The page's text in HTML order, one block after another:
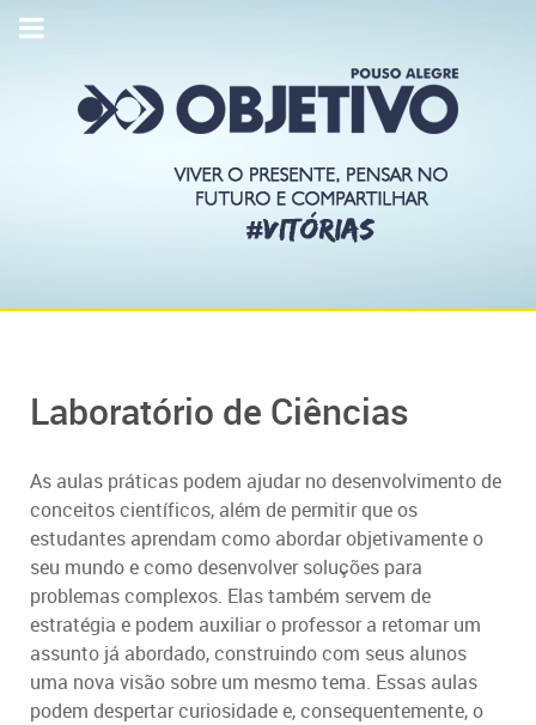
Laboratório de Ciências
As aulas práticas podem ajudar no desenvolvimento de
conceitos científicos, além de permitir que os
estudantes aprendam como abordar objetivamente o
seu mundo e como desenvolver soluções para
problemas complexos. Elas também servem de
estratégia e podem auxiliar o professor a retomar um
assunto já abordado, construindo com seus alunos
uma nova visão sobre um mesmo tema. Essas aulas
podem despertar curiosidade e, consequentemente, o